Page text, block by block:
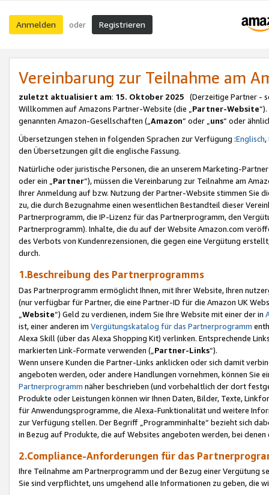
Anmelden oder Registrieren
Vereinbarung zur Teilnahme am
zuletzt aktualisiert am: 15. Oktober 2025 (Derzeitige Partner -
Willkommen auf Amazons Partner-Website (die „Partner-Website
genannten Amazon-Gesellschaften („Amazon“ oder „uns“ oder
Übersetzungen stehen in folgenden Sprachen zur Verfügung :Englisch,
den Übersetzungen gilt die englische Fassung.
Natürliche oder juristische Personen, die an unserem Marketing-
oder ein „Partner“), müssen die Vereinbarung zur Teilnahme am
Ihrer Anmeldung auf bzw. Nutzung der Partner-Website stimmen Sie
zu, die durch Bezugnahme einen wesentlichen Bestandteil dieser
Partnerprogramm, die IP-Lizenz für das Partnerprogramm, den
Partnerprogramm). Inhalte, die du auf der Website Amazon.com
des Verbots von Kundenrezensionen, die gegen eine Vergütung
durch.
1.Beschreibung des Partnerprogramms
Das Partnerprogramm ermöglicht Ihnen, mit Ihrer Website, Ihren
(nur verfügbar für Partner, die eine Partner-ID für die Amazon UK
Website“) Geld zu verdienen, indem Sie Ihre Website mit einer der in
ist, einer anderen im Vergütungskatalog für das Partnerprogramm
Alexa Skill (über das Alexa Shopping Kit) verlinken. Entsprechende
markierten Link-Formate verwenden („ Partner-Links“).
Wenn unsere Kunden die Partner-Links anklicken oder sich damit
angeboten werden, oder andere Handlungen vornehmen, können Sie
Partnerprogramm näher beschrieben (und vorbehaltlich der dort
Produkte oder Leistungen können wir Ihnen Daten, Bilder, Texte,
für Anwendungsprogramme, die Alexa-Funktionalität und weitere
zur Verfügung stellen. Der Begriff „Programminhalte“ bezieht sich
in Bezug auf Produkte, die auf Websites angeboten werden, bei
2.Compliance-Anforderungen für das
Ihre Teilnahme am Partnerprogramm und der Bezug einer Vergütung
Sie sind verpflichtet, uns umgehend alle Informationen zu geben, die